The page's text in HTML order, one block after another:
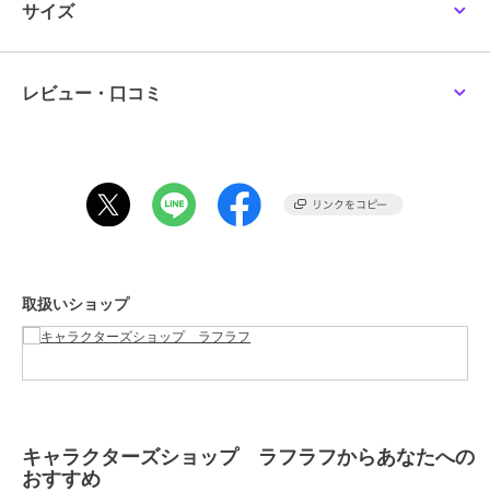
さい。
ショップ
キャラクターズショップ ラフラ
フ
性別タイプ
布・パスケース
すべての財布・パスケース ／財
サイズ
サイズ
レビュー・口コミ
取扱いショップ
キャラクターズショップ ラフラフからあなたへの
おすすめ